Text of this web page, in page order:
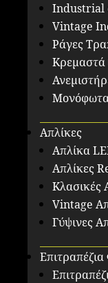
Industrial
Vintage
Ράγες
Κρεμαστά
Απλίκες
Απλίκα
Απλίκες
Κλασικές
Vintage
Γύψινες